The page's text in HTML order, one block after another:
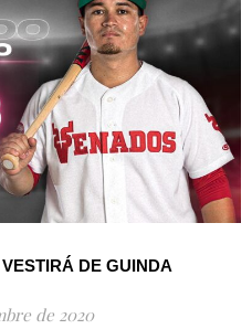
DE GUINDA
de 2020